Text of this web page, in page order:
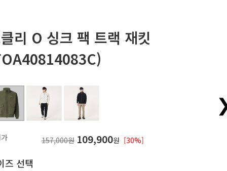
리 O 싱크 팩 트랙 재킷
157,000원 109,900원 [30%]
즈 선택